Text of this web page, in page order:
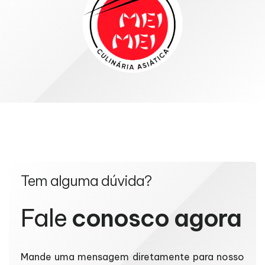
Tem alguma dúvida?
Fale conosco agora
Mande uma mensagem diretamente para nosso